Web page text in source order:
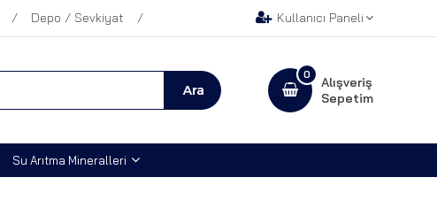
Depo / Sevkiyat Kullanıcı Paneli
Alışveriş
Sepetim
0
Su Arıtma Mineralleri